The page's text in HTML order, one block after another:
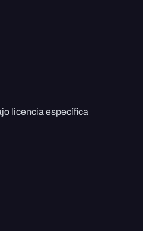
licencia específica